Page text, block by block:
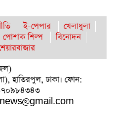
ই-পেপার
খেলাধুলা
পোশাক শিল্প
বিনোদন
হাতিরপুল, ঢাকা। ফোন: